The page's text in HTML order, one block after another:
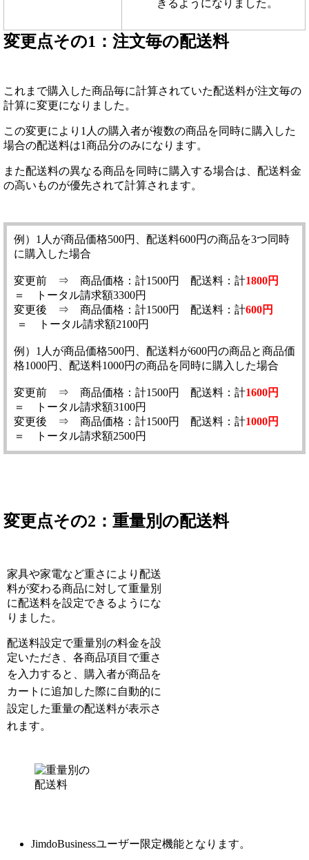
きるようになりました。
変更点その1：注文毎の配送料
これまで購入した商品毎に計算されていた配送料が注文毎の
計算に変更になりました。
この変更により1人の購入者が複数の商品を同時に購入した
場合の配送料は1商品分のみになります。
また配送料の異なる商品を同時に購入する場合は、配送料金
の高いものが優先されて計算されます。
例）1人が商品価格500円、配送料600円の商品を3つ同時
に購入した場合
変更前 ⇒ 商品価格：計1500円 配送料：計1800円
＝ トータル請求額3300円
変更後 ⇒ 商品価格：計1500円 配送料：計600円
＝ トータル請求額2100円
例）1人が商品価格500円、配送料が600円の商品と商品価
格1000円、配送料1000円の商品を同時に購入した場合
変更前 ⇒ 商品価格：計1500円 配送料：計1600円
＝ トータル請求額3100円
変更後 ⇒ 商品価格：計1500円 配送料：計1000円
＝ トータル請求額2500円
変更点その2：重量別の配送料
家具や家電など重さにより配送
料が変わる商品に対して重量別
に配送料を設定できるようにな
りました。
配送料設定で重量別の料金を設
定いただき、各商品項目で重さ
を入力すると、 購入者が商品を
カートに追加した際に自動的に
設定した重量の配送料が表示さ
れます。
JimdoBusinessユーザー限定機能となります。